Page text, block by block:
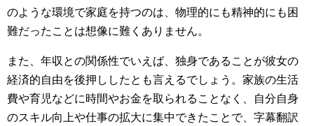
のような環境で家庭を持つのは、物理的にも精神的にも困
難だったことは想像に難くありません。
また、年収との関係性でいえば、独身であることが彼女の
経済的自由を後押ししたとも言えるでしょう。家族の生活
費や育児などに時間やお金を取られることなく、自分自身
のスキル向上や仕事の拡大に集中できたことで、字幕翻訳